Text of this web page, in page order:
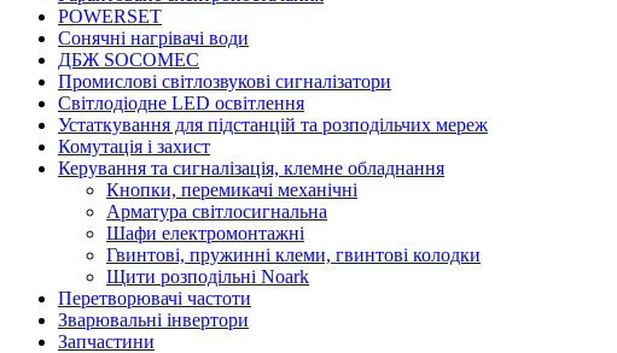
POWERSET
Сонячні нагрівачі води
ДБЖ SOCOMEC
Промислові світлозвукові сигналізатори
Світлодіодне LED освітлення
Устаткування для підстанцій та розподільчих мереж
Комутація і захист
Керування та сигналізація, клемне обладнання
Кнопки, перемикачі механічні
Арматура світлосигнальна
Шафи електромонтажні
Гвинтові, пружинні клеми, гвинтові колодки
Щити розподільні Noark
Перетворювачі частоти
Зварювальні інвертори
Запчастини